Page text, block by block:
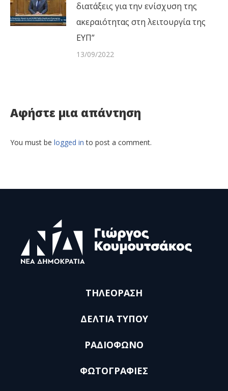
διατάξεις για την ενίσχυση της
ακεραιότητας στη λειτουργία της
ΕΥΠ”
13/09/2022
Αφήστε μια απάντηση
You must be logged in to post a comment.
ΤΗΛΕΟΡΑΣΗ
ΔΕΛΤΙΑ ΤΥΠΟΥ
ΡΑΔΙΟΦΩΝΟ
ΦΩΤΟΓΡΑΦΙΕΣ